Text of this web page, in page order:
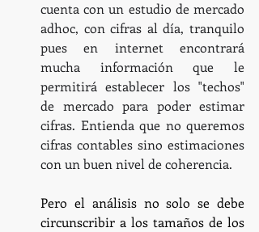
cuenta con un estudio de mercado
adhoc, con cifras al día, tranquilo
pues en internet encontrará
mucha información que le
permitirá establecer los "techos"
de mercado para poder estimar
cifras. Entienda que no queremos
cifras contables sino estimaciones
con un buen nivel de coherencia.
Pero el análisis no solo se debe
circunscribir a los tamaños de los